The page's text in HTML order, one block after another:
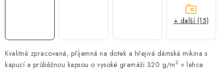
Kvalitně zpracovaná, příjemná na dotek a hřejivá dámská mikina s
kapucí a průběžnou kapsou o vysoké gramáži 320 g/m2 v lehce
+ další (15)